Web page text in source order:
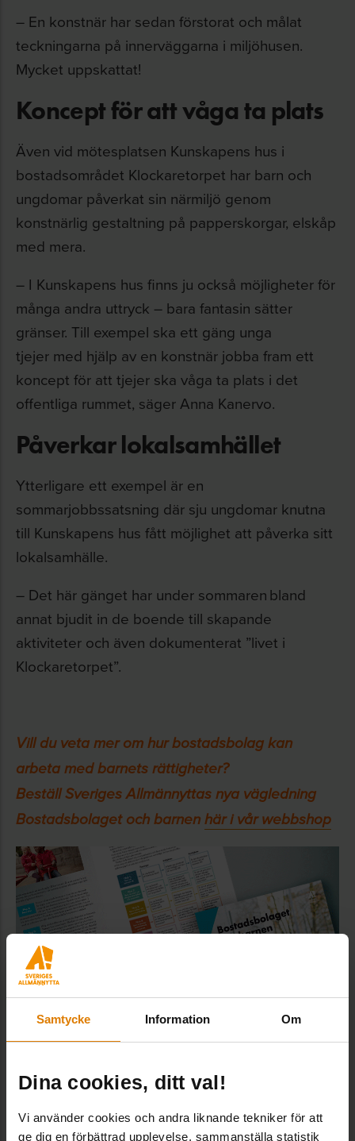
Samtycke Information Om
Dina cookies, ditt val!
Vi använder cookies och andra liknande tekniker för att
ge dig en förbättrad upplevelse, sammanställa statistik
– En konstnär har sedan förstorat och målat
teckningarna på innerväggarna i miljöhusen.
Mycket uppskattat!
Koncept för att våga ta plats
Även vid mötesplatsen Kunskapens hus i
bostadsområdet Klockaretorpet har barn och
ungdomar påverkat sin närmiljö genom
konstnärlig gestaltning på papperskorgar, elskåp
med mera.
– I Kunskapens hus finns ju också möjligheter för
många andra uttryck – bara fantasin sätter
gränser. Till exempel ska ett gäng unga
tjejer med hjälp av en konstnär jobba fram ett
koncept för att tjejer ska våga ta plats i det
offentliga rummet, säger Anna Kanervo.
Påverkar lokalsamhället
Ytterligare ett exempel är en
sommarjobbssatsning där sju ungdomar knutna
till Kunskapens hus fått möjlighet att påverka sitt
lokalsamhälle.
– Det här gänget har under sommaren bland
annat bjudit in de boende till skapande
aktiviteter och även dokumenterat ”livet i
Klockaretorpet”.
Vill du veta mer om hur bostadsbolag kan
arbeta med barnets rättigheter?
Beställ Sveriges Allmännyttas nya vägledning
Bostadsbolaget och barnen här i vår webbshop